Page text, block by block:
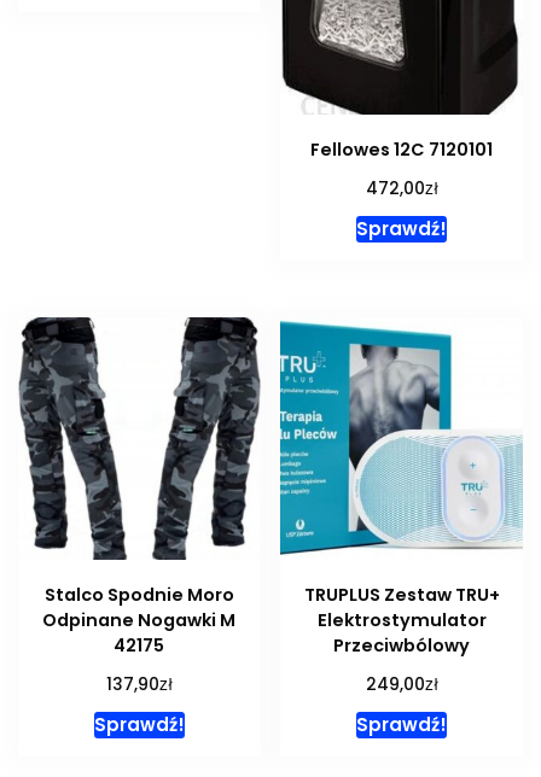
Fellowes 12C 7120101
472,00zł
Sprawdź!
Stalco Spodnie Moro
Odpinane Nogawki M
42175
137,90zł
Sprawdź!
TRUPLUS Zestaw TRU+
Elektrostymulator
Przeciwbólowy
249,00zł
Sprawdź!